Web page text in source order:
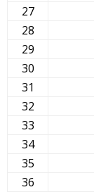
27
28
29
30
31
32
33
34
35
36